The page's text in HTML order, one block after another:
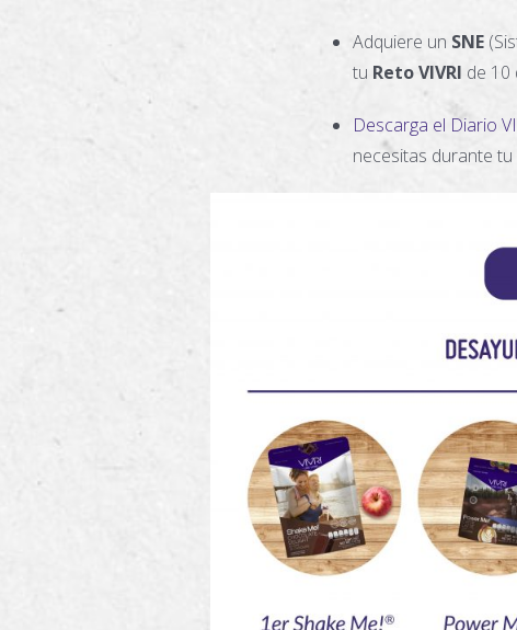
Adquiere un SNE
tu Reto VIVRI de 10
Descarga el Diario
necesitas durante tu